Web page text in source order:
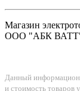
Магазин
ООО "АБК
Данный
и стоимость товаров